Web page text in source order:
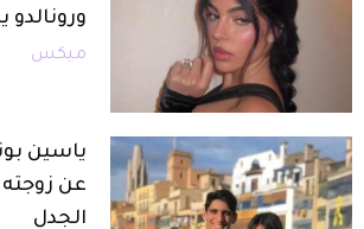
ورونالدو
ميكس
ياسين
عن زوجته
الجدل